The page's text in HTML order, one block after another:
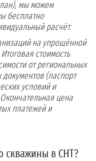
мы можем
бесплатно
расчёт.
на упрощённой
стоимость
от региональных
документов (паспорт
условий и
цена
платежей и
скважины в СНТ?